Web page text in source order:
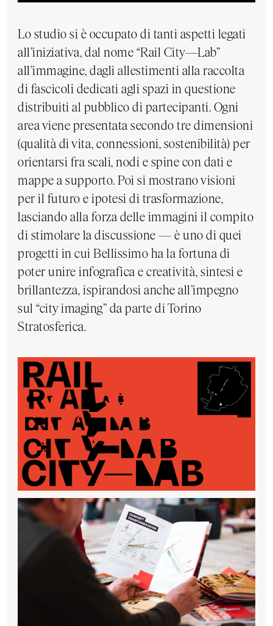
Lo studio si è occupato di tanti aspetti legati
all’iniziativa, dal nome “Rail City—Lab”
all’immagine, dagli allestimenti alla raccolta
di fascicoli dedicati agli spazi in questione
distribuiti al pubblico di partecipanti. Ogni
area viene presentata secondo tre dimensioni
(qualità di vita, connessioni, sostenibilità) per
orientarsi fra scali, nodi e spine con dati e
mappe a supporto. Poi si mostrano visioni
per il futuro e ipotesi di trasformazione,
lasciando alla forza delle immagini il compito
di stimolare la discussione — è uno di quei
progetti in cui Bellissimo ha la fortuna di
poter unire infografica e creatività, sintesi e
brillantezza, ispirandosi anche all’impegno
sul “city imaging” da parte di Torino
Stratosferica.